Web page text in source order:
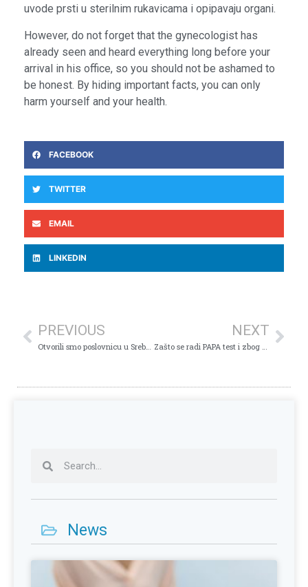
uvode prsti u sterilnim rukavicama i opipavaju organi.
However, do not forget that the gynecologist has
already seen and heard everything long before your
arrival in his office, so you should not be ashamed to
be honest. By hiding important facts, you can only
harm yourself and your health.
FACEBOOK
TWITTER
EMAIL
LINKEDIN
PREVIOUS
Otvorili smo poslovnicu u Srebreniku: Savremena dijagnostika bliže pacijentima
NEXT
Zašto se radi PAPA test i zbog čega je bitan za svaku ženu?
News